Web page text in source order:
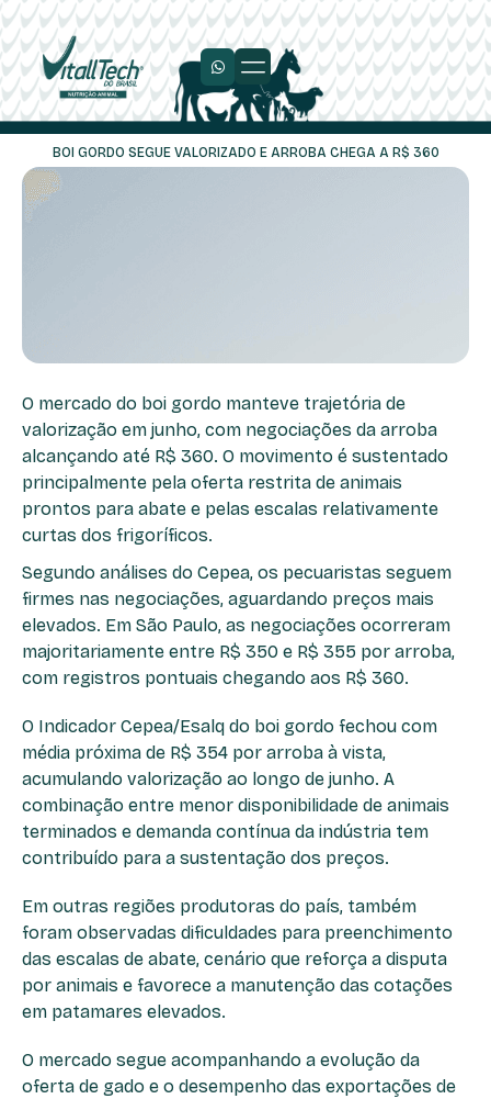
BOI GORDO SEGUE VALORIZADO E ARROBA CHEGA A R$ 360
O mercado do boi gordo manteve trajetória de
valorização em junho, com negociações da arroba
alcançando até R$ 360. O movimento é sustentado
principalmente pela oferta restrita de animais
prontos para abate e pelas escalas relativamente
curtas dos frigoríficos.
Segundo análises do Cepea, os pecuaristas seguem
firmes nas negociações, aguardando preços mais
elevados. Em São Paulo, as negociações ocorreram
majoritariamente entre R$ 350 e R$ 355 por arroba,
com registros pontuais chegando aos R$ 360.
O Indicador Cepea/Esalq do boi gordo fechou com
média próxima de R$ 354 por arroba à vista,
acumulando valorização ao longo de junho. A
combinação entre menor disponibilidade de animais
terminados e demanda contínua da indústria tem
contribuído para a sustentação dos preços.
Em outras regiões produtoras do país, também
foram observadas dificuldades para preenchimento
das escalas de abate, cenário que reforça a disputa
por animais e favorece a manutenção das cotações
em patamares elevados.
O mercado segue acompanhando a evolução da
oferta de gado e o desempenho das exportações de